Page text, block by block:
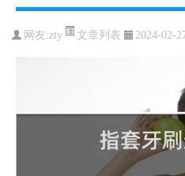
网友:zty 文章列表 2024-02-